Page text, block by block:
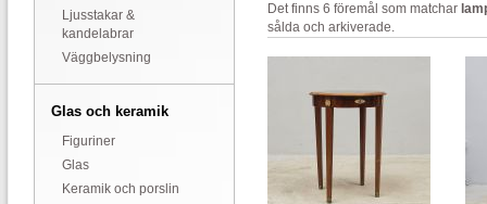
Ljusstakar &
kandelabrar
Väggbelysning
Glas och keramik
Figuriner
Glas
Keramik och porslin
Det finns 6 föremål som matchar
sålda och arkiverade.